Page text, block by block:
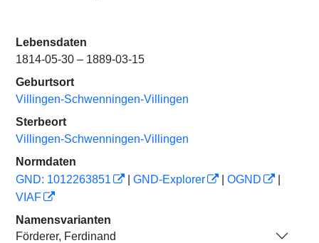
Lebensdaten
1814-05-30 – 1889-03-15
Geburtsort
Villingen-Schwenningen-Villingen
Sterbeort
Villingen-Schwenningen-Villingen
Normdaten
GND: 1012263851
GND-Explorer OGND
VIAF
Namensvarianten
Förderer, Ferdinand